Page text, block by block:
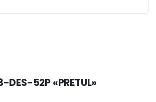
DES-52P «PRETUL»